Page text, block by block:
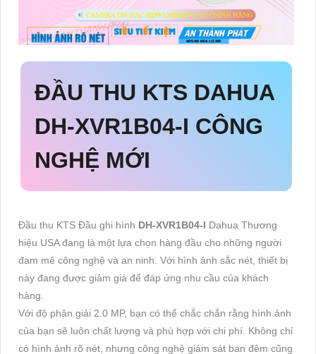
ĐẦU THU KTS DAHUA
DH-XVR1B04-I CÔNG
NGHỆ MỚI
Đầu thu KTS Đầu ghi hình DH-XVR1B04-I Dahua Thương
hiệu USA đang là một lựa chọn hàng đầu cho những người
đam mê công nghệ và an ninh. Với hình ảnh sắc nét, thiết bị
này đang được giảm giá để đáp ứng nhu cầu của khách
hàng.
Với độ phân giải 2.0 MP, bạn có thể chắc chắn rằng hình ảnh
của bạn sẽ luôn chất lượng và phù hợp với chi phí. Không chỉ
có hình ảnh rõ nét, nhưng công nghệ giám sát ban đêm cũng